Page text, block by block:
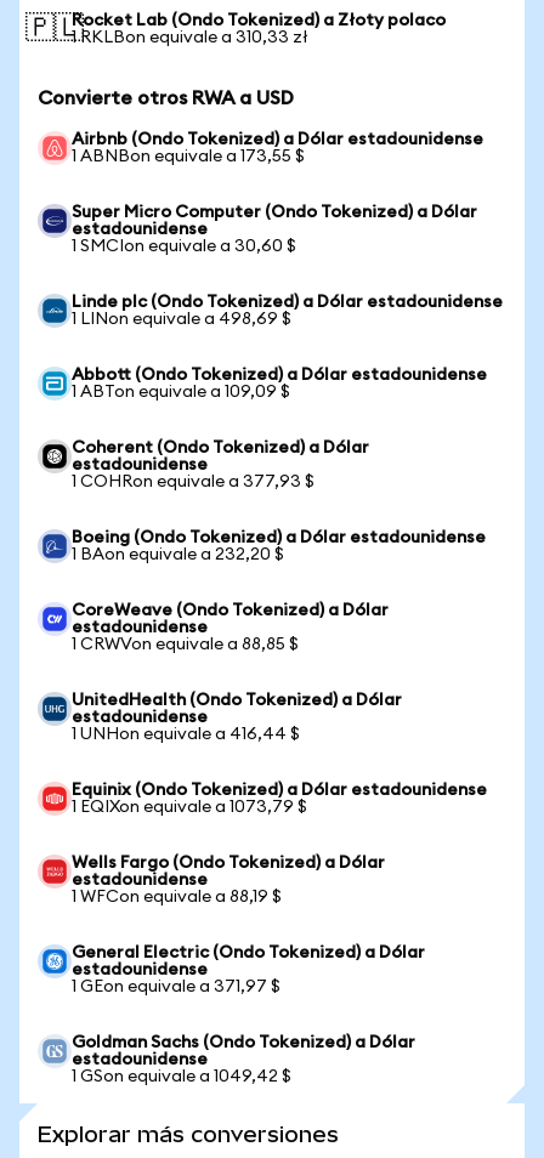
🇵🇱Rocket Lab (Ondo Tokenized) a Złoty polaco
1 RKLBon equivale a 310,33 zł
Convierte otros RWA a USD
Airbnb (Ondo Tokenized) a Dólar estadounidense
1 ABNBon equivale a 173,55 $
Super Micro Computer (Ondo Tokenized) a Dólar
estadounidense
1 SMCIon equivale a 30,60 $
Linde plc (Ondo Tokenized) a Dólar estadounidense
1 LINon equivale a 498,69 $
Abbott (Ondo Tokenized) a Dólar estadounidense
1 ABTon equivale a 109,09 $
Coherent (Ondo Tokenized) a Dólar
estadounidense
1 COHRon equivale a 377,93 $
Boeing (Ondo Tokenized) a Dólar estadounidense
1 BAon equivale a 232,20 $
CoreWeave (Ondo Tokenized) a Dólar
estadounidense
1 CRWVon equivale a 88,85 $
UnitedHealth (Ondo Tokenized) a Dólar
estadounidense
1 UNHon equivale a 416,44 $
Equinix (Ondo Tokenized) a Dólar estadounidense
1 EQIXon equivale a 1073,79 $
Wells Fargo (Ondo Tokenized) a Dólar
estadounidense
1 WFCon equivale a 88,19 $
General Electric (Ondo Tokenized) a Dólar
estadounidense
1 GEon equivale a 371,97 $
Goldman Sachs (Ondo Tokenized) a Dólar
estadounidense
1 GSon equivale a 1049,42 $
Explorar más conversiones